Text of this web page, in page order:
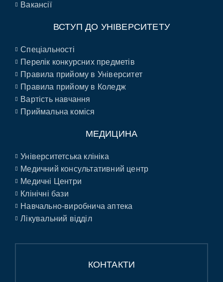
Вакансії
ВСТУП ДО УНІВЕРСИТЕТУ
Спеціальності
Перелік конкурсних предметів
Правила прийому в Університет
Правила прийому в Коледж
Вартість навчання
Приймальна коміся
МЕДИЦИНА
Університетська клініка
Медичний консультативний центр
Медичні Центри
Клінічні бази
Навчально-виробнича аптека
Лікувальний відділ
КОНТАКТИ